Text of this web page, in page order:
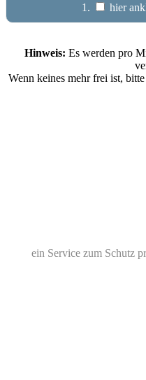
1. hier
Hinweis: Es werden pro
Wenn keines mehr frei ist,
ein Service zum Schutz